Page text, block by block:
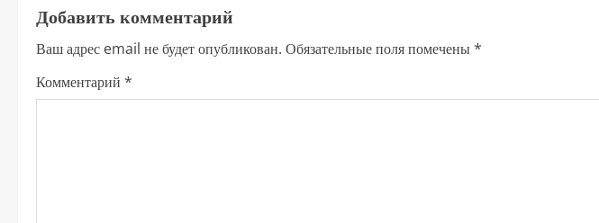
о
л
ж
Добавить комментарий
Ваш адрес email не будет опубликован. Обязательные поля помечены*
Комментарий *